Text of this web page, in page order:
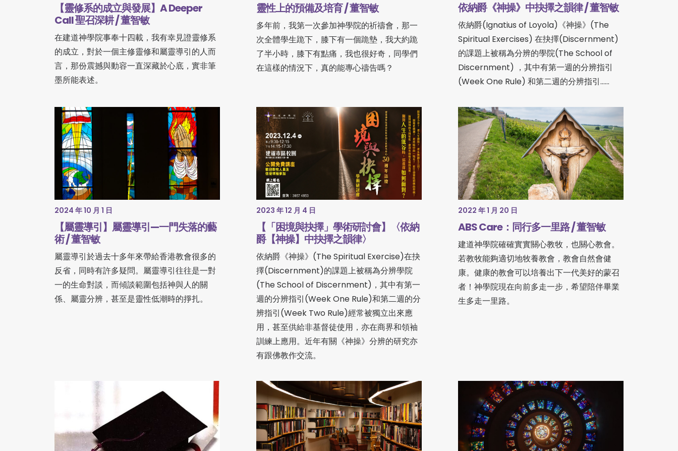
【靈修系的成立與發展】A Deeper
Call 聖召深耕 / 董智敏
在建道神學院事奉十四載，我有幸見證靈修系
的成立，對於一個主修靈修和屬靈導引的人而
言，那份震撼與動容一直深藏於心底，實非筆
墨所能表述。
靈性上的預備及培育 / 董智敏
多年前，我第一次參加神學院的祈禱會，那一
次全體學生跪下，膝下有一個跪墊，我大約跪
了半小時，膝下有點痛，我也很好奇，同學們
在這樣的情況下，真的能專心禱告嗎？
依納爵《神操》中抉擇之韻律 / 董智敏
依納爵(Ignatius of Loyola)《神操》(The
Spiritual Exercises) 在抉擇(Discernment)
的課題上被稱為分辨的學院(The School of
Discernment) ，其中有第一週的分辨指引
(Week One Rule) 和第二週的分辨指引……
2024 年 10 月 1 日
【屬靈導引】屬靈導引—一門失落的藝
術 / 董智敏
屬靈導引於過去十多年來帶給香港教會很多的
反省，同時有許多疑問。屬靈導引往往是一對
一的生命對談，而傾談範圍包括神與人的關
係、屬靈分辨，甚至是靈性低潮時的掙扎。
2023 年 12 月 4 日
【「困境與抉擇」學術研討會】〈依納
爵【神操】中抉擇之韻律〉
依納爵《神操》(The Spiritual Exercise)在抉
擇(Discernment)的課題上被稱為分辨學院
(The School of Discernment)，其中有第一
週的分辨指引(Week One Rule)和第二週的分
辨指引(Week Two Rule)經常被獨立出來應
用，甚至供給非基督徒使用，亦在商界和領袖
訓練上應用。近年有關《神操》分辨的研究亦
有跟佛教作交流。
2022 年 1 月 20 日
ABS Care：同行多一里路 / 董智敏
建道神學院確確實實關心教牧，也關心教會。
若教牧能夠適切地牧養教會，教會自然會健
康。健康的教會可以培養出下一代美好的蒙召
者！神學院現在向前多走一步，希望陪伴畢業
生多走一里路。